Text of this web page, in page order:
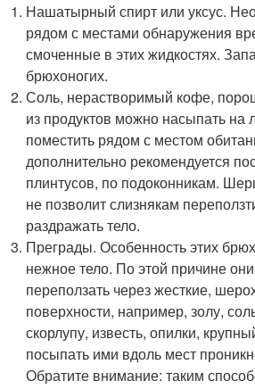
Нашатырный спирт или уксус.
рядом с местами обнаружения
смоченные в этих жидкостях.
брюхоногих.
Соль, нерастворимый кофе,
из продуктов можно насыпать на
поместить рядом с местом
дополнительно рекомендуется
плинтусов, по подоконникам.
не позволит слизнякам
раздражать тело.
Преграды. Особенность этих
нежное тело. По этой причине
переползать через жесткие,
поверхности, например, золу,
скорлупу, известь, опилки,
посыпать ими вдоль мест
Обратите внимание: таким